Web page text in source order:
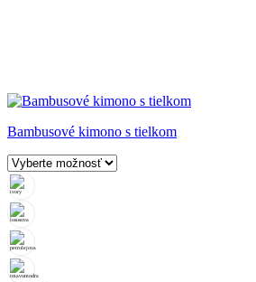
Bambusové kimono s tielkom